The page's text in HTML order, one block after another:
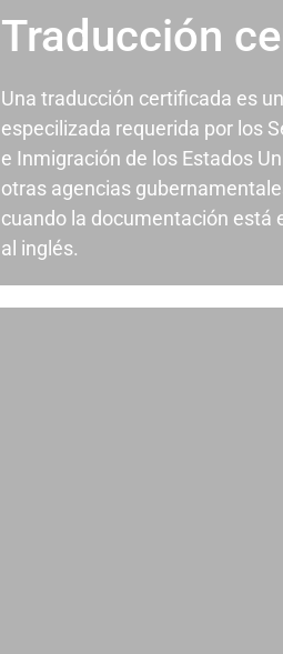
Traducción
Una traducción certificada es
especilizada requerida por los
e Inmigración de los Estados
otras agencias
cuando la documentación está
al inglés.